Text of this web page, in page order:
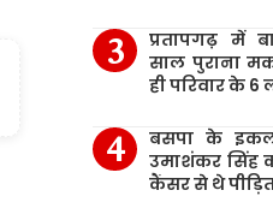
प्रतापगढ़ में
साल पुराना
ही परिवार के 6
बसपा के
उमाशंकर सिंह
कैंसर से थे